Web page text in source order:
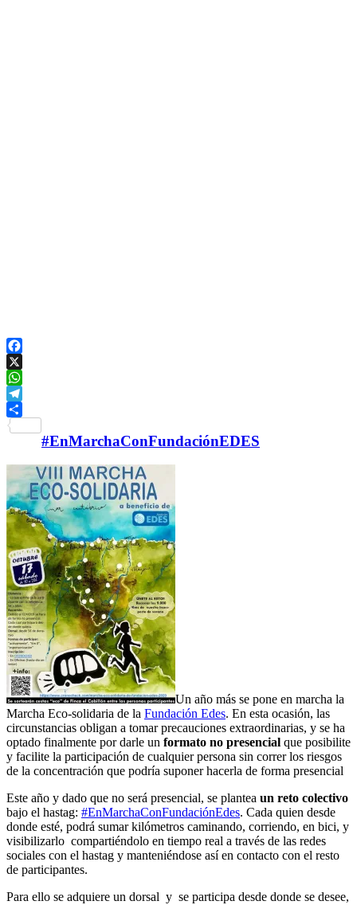
Facebook
X
WhatsApp
Telegram
#EnMarchaConFundaciónEDES
Un año más se pone en marcha la
Marcha Eco-solidaria de la Fundación Edes. En esta ocasión, las
circunstancias obligan a tomar precauciones extraordinarias, y se ha
optado finalmente por darle un formato no presencial que posibilite
y facilite la participación de cualquier persona sin correr los riesgos
de la concentración que podría suponer hacerla de forma presencial
Este año y dado que no será presencial, se plantea un reto colectivo
bajo el hastag: #EnMarchaConFundaciónEdes. Cada quien desde
donde esté, podrá sumar kilómetros caminando, corriendo, en bici, y
visibilizarlo compartiéndolo en tiempo real a través de las redes
sociales con el hastag y manteniéndose así en contacto con el resto
de participantes.
Para ello se adquiere un dorsal y se participa desde donde se desee,